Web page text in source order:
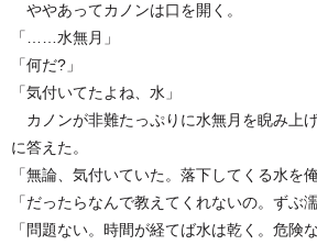
ややあってカノンは口を開く。
「……水無月」
「何だ?」
「気付いてたよね、水」
カノンが非難たっぷりに水無月を睨み上
に答えた。
「無論、気付いていた。落下してくる水を
「だったらなんで教えてくれないの。ずぶ
「問題ない。時間が経てば水は乾く。危険